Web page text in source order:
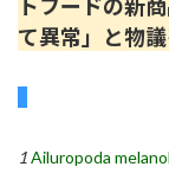
トフードの新
て異常」と物
1Ailuropoda